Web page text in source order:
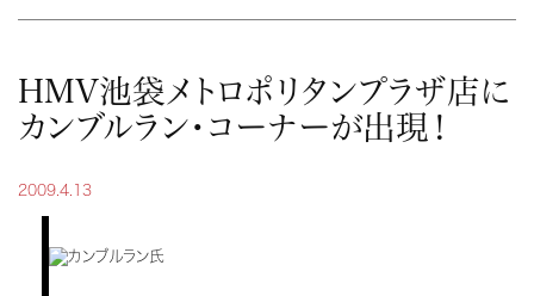
HMV池袋メトロポリタンプラザ店に
カンブルラン・コーナーが出現！
2009.4.13